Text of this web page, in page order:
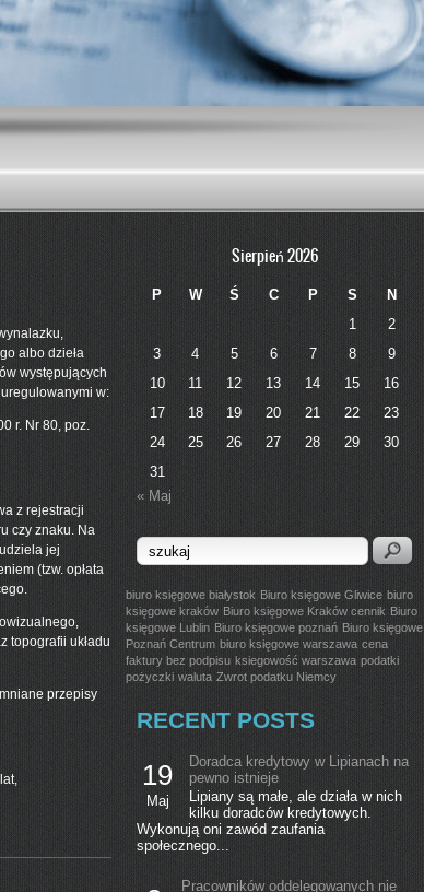
Sierpień 2026
P W Ś C P S
N
1
2
3
4 5 6 7 8
9
10
11 12 13 14 15
16
17
18 19 20 21 22
23
24
25 26 27 28 29
30
31
« Maj
biuro księgowe białystok Biuro księgowe Gliwice biuro
księgowe kraków Biuro księgowe Kraków cennik Biuro
księgowe Lublin Biuro księgowe poznań Biuro księgowe
Poznań Centrum biuro księgowe warszawa cena
faktury bez podpisu ksiegowość warszawa podatki
pożyczki waluta Zwrot podatku Niemcy
RECENT POSTS
19
Maj
Doradca kredytowy w Lipianach na
pewno istnieje
Lipiany są małe, ale działa w nich
kilku doradców kredytowych.
Wykonują oni zawód zaufania
społecznego...
Pracowników oddelegowanych nie
albo dzieła
występujących
w:
r. Nr 80, poz.
z rejestracji
czy znaku. Na
jej
(tzw. opłata
topografii układu
przepisy